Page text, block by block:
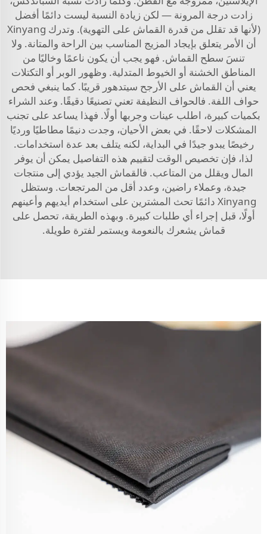
زادت درجة المرونة — لكن زيادة النسبة ليست دائمًا أفضل
(لأنها قد تقلل من قدرة القماش على التهوية). وتدرك Xinyang
أن الأمر يتعلق بإيجاد المزيج المناسب بين الراحة والمتانة. ولا
تنسَ سطح القماش. فهو يجب أن يكون ناعمًا وخاليًا من
المناطق الخشنة أو الخيوط المتدلية. وظهور الوبر أو التكتلات
يعني أن القماش على الأرجح سيتدهور قريبًا. كما ينبغي فحص
حواف اللفة. فالحواف النظيفة تعني تصنيعًا دقيقًا. وعند الشراء
بكميات كبيرة، اطلب عينات وجربها أولًا. فهذا يساعد على تجنب
المشكلات لاحقًا. في بعض الأحيان، وجدت دنيمًا مطاطيًا ورديًا
رخيصًا يبدو جيدًا في البداية، لكنه يتلف بعد عدة استخدامات.
لذا، فإن تخصيص الوقت لتقييم هذه التفاصيل يمكن أن يوفر
المال ويقلل من المتاعب. فالقماش الجيد يؤدي إلى منتجات
جيدة، وعملاء راضين، وعدد أقل من المرتجعات. وستظل
Xinyang دائمًا تحث المشترين على استخدام أيديهم وأعينهم
أولًا، قبل إجراء أي طلبات كبيرة. وبهذه الطريقة، تحصل على
قماش يشعرك بالنعومة ويستمر لفترة طويلة.